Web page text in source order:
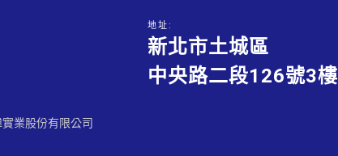
地址:
新北市土城區
中央路二段126號3樓
業股份有限公司